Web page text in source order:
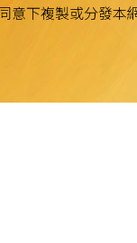
意下複製或分發本